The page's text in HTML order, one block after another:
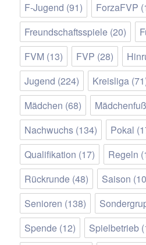
F-Jugend (91) ForzaFVP
Freundschaftsspiele (20)
FVM (13) FVP (28)
Jugend (224) Kreisliga
Mädchen (68)
Nachwuchs (134) Pokal
Qualifikation (17) Regeln
Rückrunde (48) Saison
Senioren (138)
Spende (12) Spielbetrieb